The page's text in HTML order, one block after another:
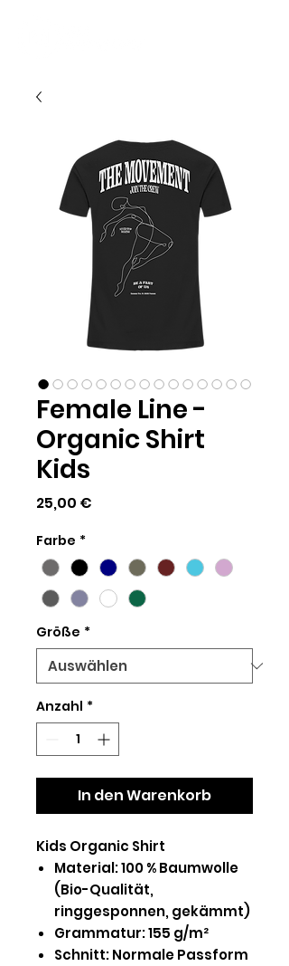
Female Line -
Organic Shirt
Kids
25,00 €
Farbe *
Größe *
Anzahl *
In den Warenkorb
Kids Organic Shirt
Material: 100 % Baumwolle
(Bio-Qualität,
ringgesponnen, gekämmt)
Grammatur: 155 g/m²
Schnitt: Normale Passform